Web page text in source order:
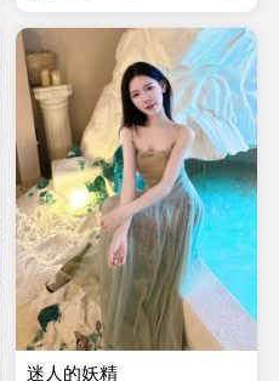
迷人的妖精